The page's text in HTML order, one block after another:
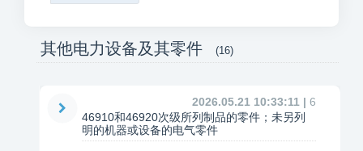
其他电力设备及其零件 (16)
2026.05.21 10:33:11 | 6
46910和46920次级所列制品的零件；未另列
明的机器或设备的电气零件